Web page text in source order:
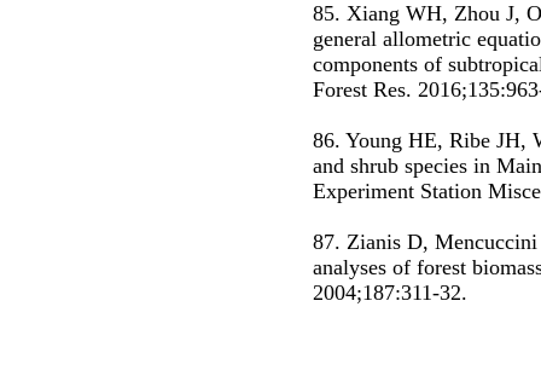
85. Xiang WH, Zhou J,
general allometric
components of
Forest Res.
86. Young HE, Ribe JH,
and shrub species in
Experiment Station
87. Zianis D,
analyses of forest
2004;187:311-32.